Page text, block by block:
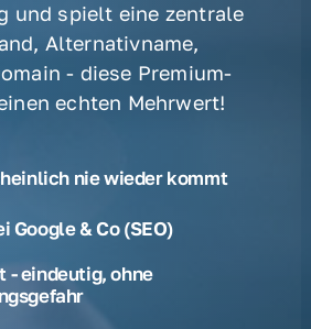
und spielt eine zentrale
Alternativname,
- diese Premium-
echten Mehrwert!
nie wieder kommt
& Co (SEO)
- eindeutig, ohne